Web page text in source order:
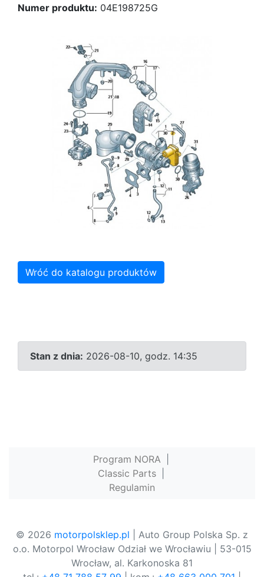
Numer produktu: 04E198725G
Wróć do katalogu produktów
Stan z dnia: 2026-08-10, godz. 14:35
Program NORA
Classic Parts
Regulamin
© 2026 motorpolsklep.pl | Auto Group Polska Sp. z
o.o. Motorpol Wrocław Odział we Wrocławiu | 53-015
Wrocław, al. Karkonoska 81